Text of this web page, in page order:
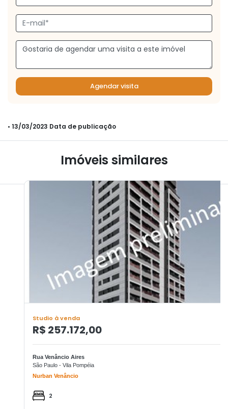
Agendar visita
• 13/03/2023 Data de publicação
Imóveis similares
Studio à venda
R$ 257.172,00
Rua Venâncio Aires
São Paulo - Vila Pompéia
Nurban Venâncio
2